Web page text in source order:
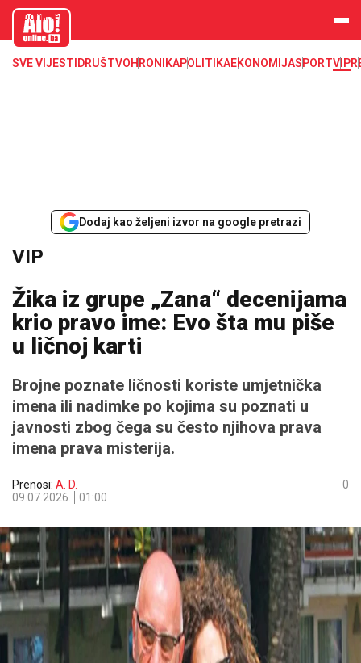
aloonline.b
SVE VIJESTI DRUŠTVOHRONIKAPOLITIKAEKONOMIJASPORTVIP
Dodaj kao željeni izvor na google pretrazi
VIP
Žika iz grupe „Zana“ decenijama
krio pravo ime: Evo šta mu piše
u ličnoj karti
Brojne poznate ličnosti koriste umjetnička
imena ili nadimke po kojima su poznati u
javnosti zbog čega su često njihova prava
imena prava misterija.
Prenosi: A. D.
09.07.2026.
01:00
0